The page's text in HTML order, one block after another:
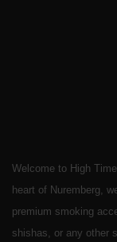
Welcome to High
heart of Nuremberg,
premium smoking
shishas, or any other